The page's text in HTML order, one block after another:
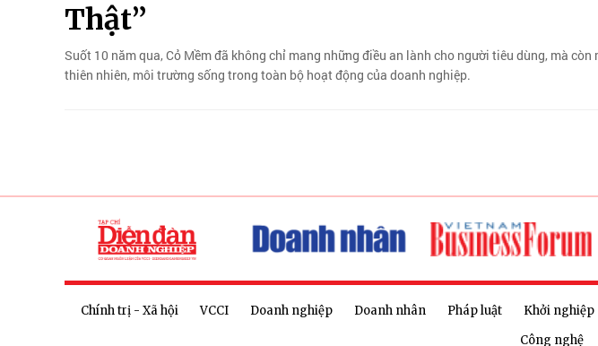
Thật”
Suốt 10 năm qua, Cỏ Mềm đã không chỉ mang những điều an lành cho người tiêu dùng, mà
thiên nhiên, môi trường sống trong toàn bộ hoạt động của doanh nghiệp.
Chính trị - Xã hội VCCI Doanh nghiệp Doanh nhân Pháp luật Khởi nghiệp
Công nghệ